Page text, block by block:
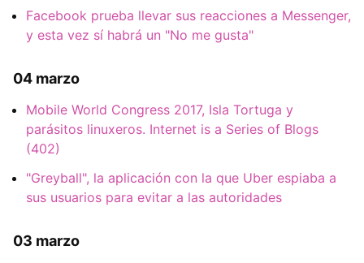
Facebook prueba llevar sus reacciones a Messenger,
y esta vez sí habrá un "No me gusta"
04 marzo
Mobile World Congress 2017, Isla Tortuga y
parásitos linuxeros. Internet is a Series of Blogs
(402)
"Greyball", la aplicación con la que Uber espiaba a
sus usuarios para evitar a las autoridades
03 marzo